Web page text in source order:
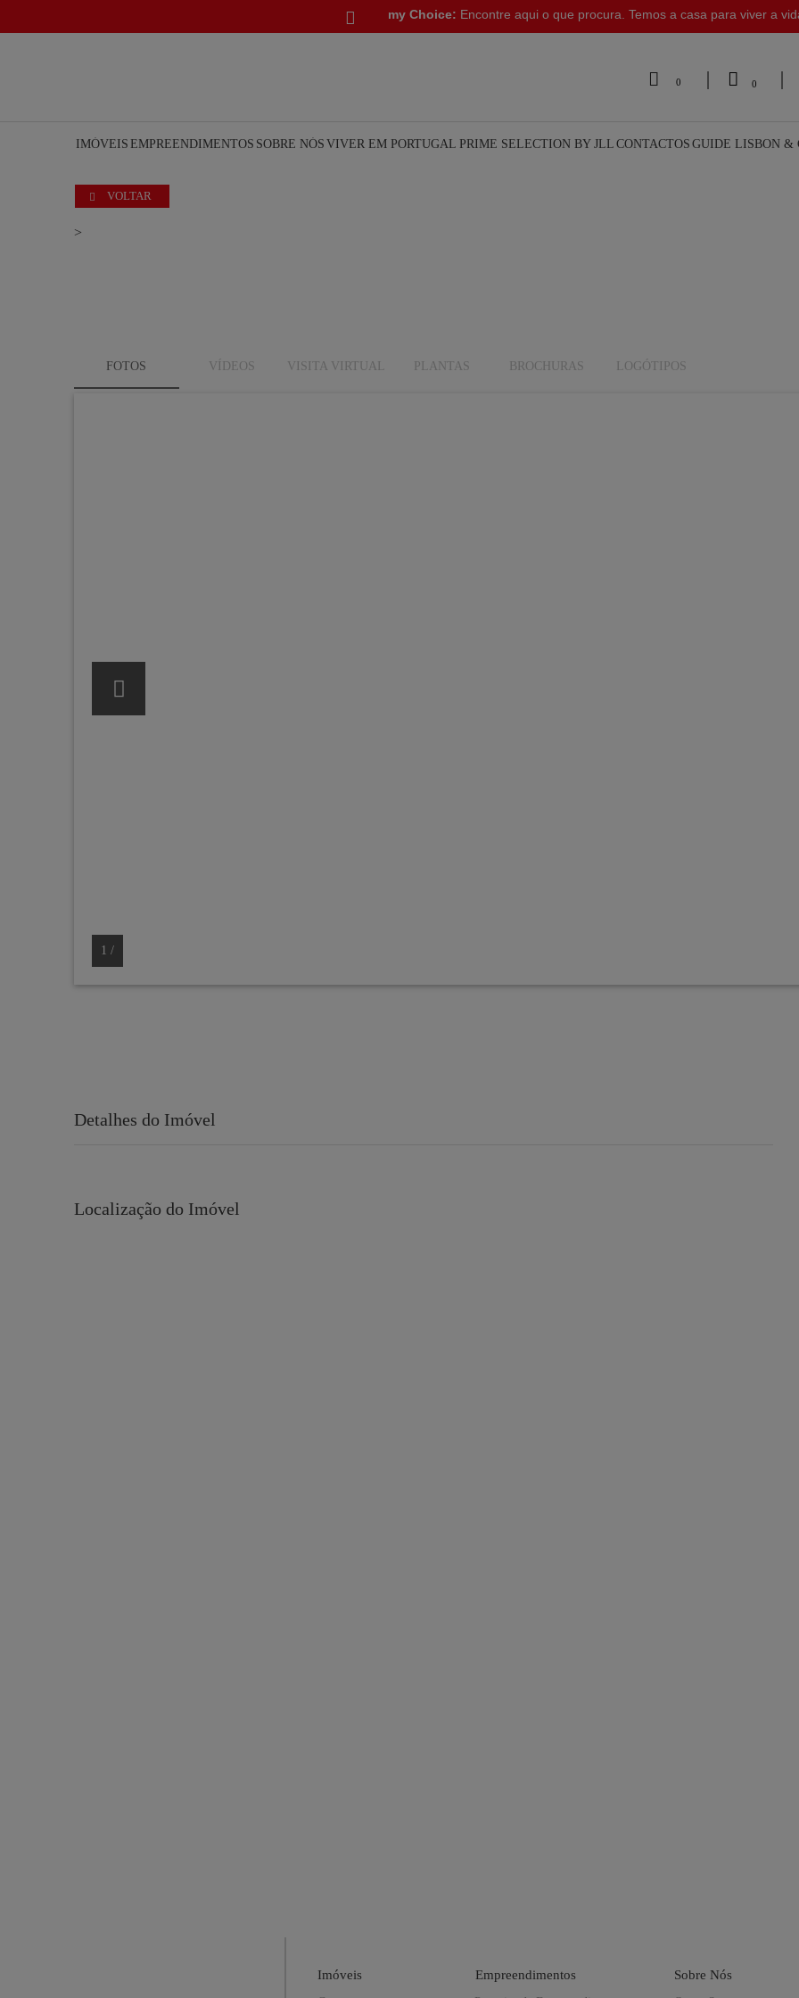
IMÓVEIS EMPREENDIMENTOS SOBRE NÓS VIVER EM PORTUGAL PRIME SELECTION BY JLL CONTACTOS GUIDE LISBON &
 0  0
my Choice: Encontre aqui o que procura. Temos a casa para viver a

>
FOTOS VÍDEOS VISITA VIRTUAL PLANTAS BROCHURAS LOGÓTIPOS
1 /
Detalhes do Imóvel
Localização do Imóvel
 VOLTAR
Imóveis Empreendimentos Sobre Nós